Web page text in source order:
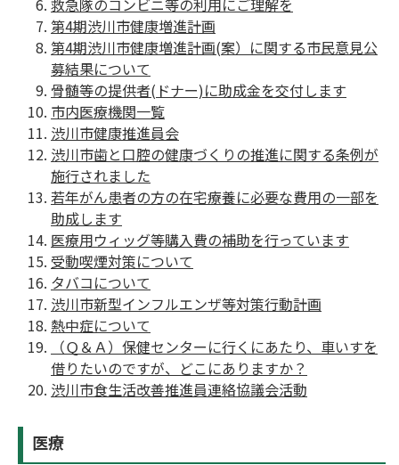
救急隊のコンビニ等の利用にご理解を
第4期渋川市健康増進計画
第4期渋川市健康増進計画(案）に関する市民意見公
募結果について
骨髄等の提供者(ドナー)に助成金を交付します
市内医療機関一覧
渋川市健康推進員会
渋川市歯と口腔の健康づくりの推進に関する条例が
施行されました
若年がん患者の方の在宅療養に必要な費用の一部を
助成します
医療用ウィッグ等購入費の補助を行っています
受動喫煙対策について
タバコについて
渋川市新型インフルエンザ等対策行動計画
熱中症について
（Ｑ＆Ａ）保健センターに行くにあたり、車いすを
借りたいのですが、どこにありますか？
渋川市食生活改善推進員連絡協議会活動
医療